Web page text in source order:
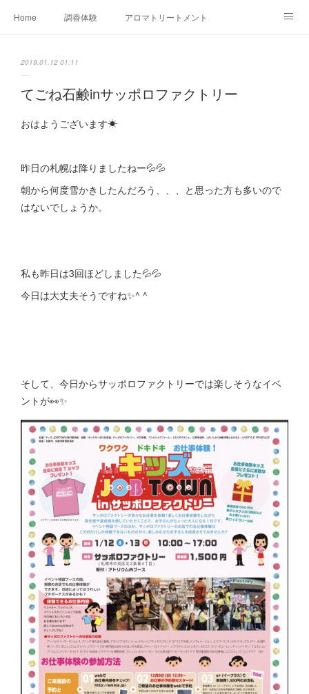
Home 調香体験 アロマトリートメントMenu
Ameblo
2019.01.12 01:11
てごね石鹸inサッポロファクトリー
おはようございます☀
昨日の札幌は降りましたねー💦💦
朝から何度雪かきしたんだろう、、、と思った方も多いので
はないでしょうか。
私も昨日は3回ほどしました💦💦
今日は大丈夫そうですね✨^ ^
そして、今日からサッポロファクトリーでは楽しそうなイベ
ントが👀✨